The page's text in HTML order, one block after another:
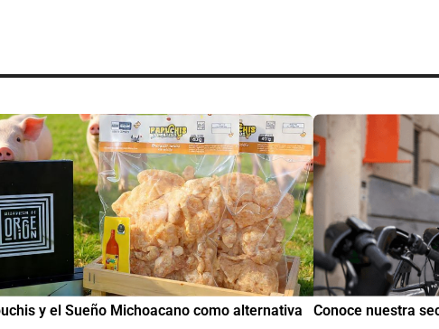
Conoce nuestra sección de Educación y Empleo:
IMME